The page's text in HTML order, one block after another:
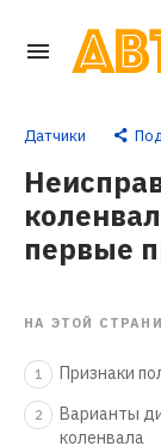
Перейти
основному
контенту
Датчики
первые
НА ЭТОЙ
1 Признаки
2
Варианты
коленвала